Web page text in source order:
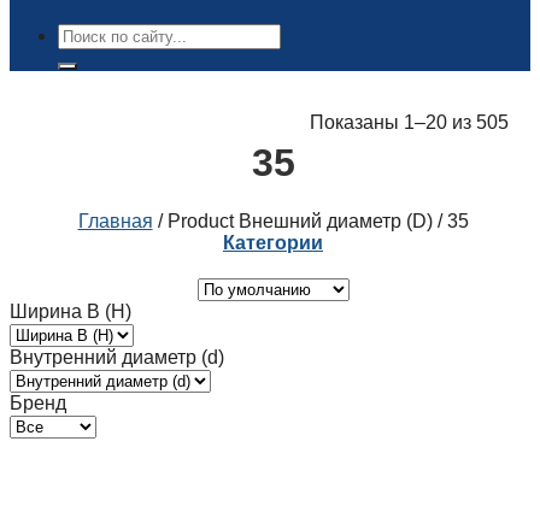
Поиск:
35
Главная /Product Внешний диаметр (D) /35
Категории
Показаны 1–20 из 505
Ширина B (H)
Внутренний диаметр (d)
Бренд